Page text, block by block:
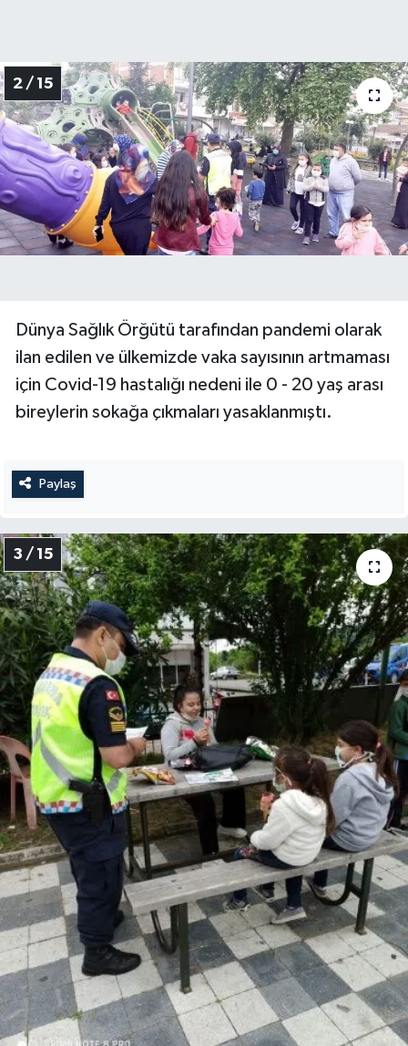
2 / 15
Dünya Sağlık Örğütü tarafından pandemi olarak
ilan edilen ve ülkemizde vaka sayısının artmaması
için Covid-19 hastalığı nedeni ile 0 - 20 yaş arası
bireylerin sokağa çıkmaları yasaklanmıştı.
Paylaş
3 / 15